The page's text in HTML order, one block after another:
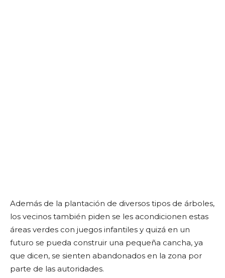
Además de la plantación de diversos tipos de árboles,
los vecinos también piden se les acondicionen estas
áreas verdes con juegos infantiles y quizá en un
futuro se pueda construir una pequeña cancha, ya
que dicen, se sienten abandonados en la zona por
parte de las autoridades.